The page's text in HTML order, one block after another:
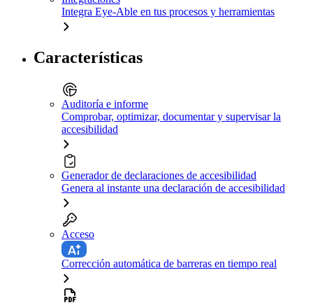
Integra Eye-Able en tus procesos y herramientas
Características
Auditoría e informe
Comprobar, optimizar, documentar y supervisar la
accesibilidad
Generador de declaraciones de accesibilidad
Genera al instante una declaración de accesibilidad
Acceso
Corrección automática de barreras en tiempo real